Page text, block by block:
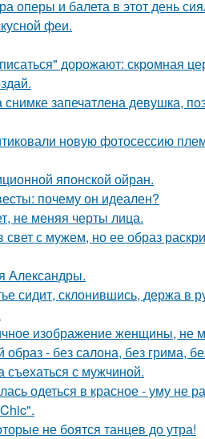
оперы и балета в этот день
феи.
дорожают: скромная
запечатлена девушка,
новую фотосессию
японской ойран.
почему он идеален?
не меняя черты лица.
с мужем, но ее образ
Александры.
сидит, склонившись, держа в
изображение женщины, не
- без салона, без грима,
с мужчиной.
одеться в красное - уму не
не боятся танцев до утра!